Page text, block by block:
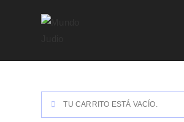
TU CARRITO ESTÁ VACÍO.